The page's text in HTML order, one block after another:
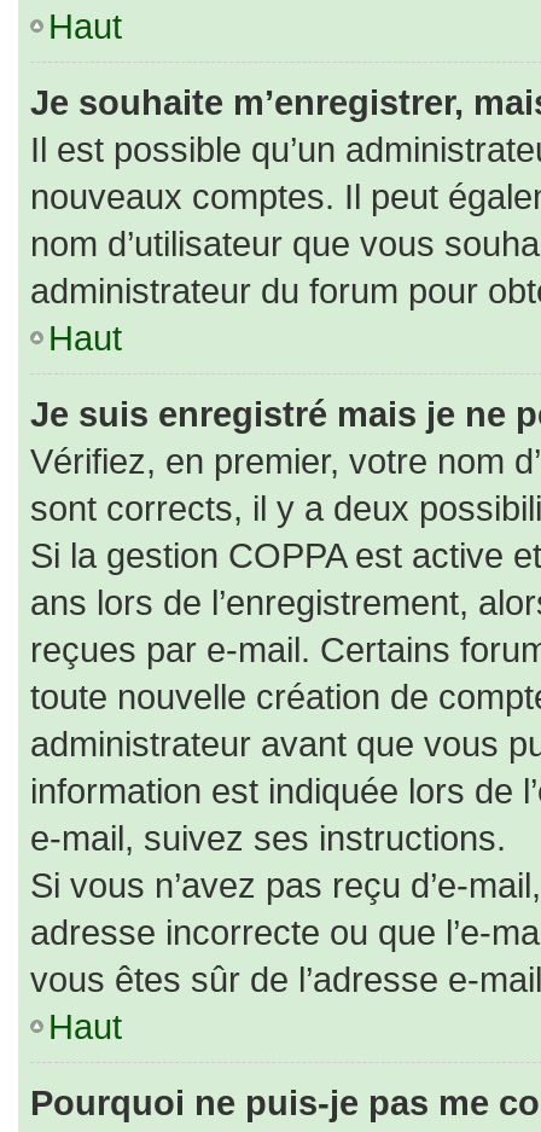
Haut
Je souhaite m’enregistrer,
Il est possible qu’un
nouveaux comptes. Il peut
nom d’utilisateur que vous
administrateur du forum pour
Haut
Je suis enregistré mais je ne
Vérifiez, en premier, votre nom
sont corrects, il y a deux
Si la gestion COPPA est active
ans lors de l’enregistrement,
reçues par e-mail. Certains
toute nouvelle création de
administrateur avant que vous
information est indiquée lors de
e-mail, suivez ses instructions.
Si vous n’avez pas reçu d’e-
adresse incorrecte ou que l’e-
vous êtes sûr de l’adresse e-
Haut
Pourquoi ne puis-je pas me